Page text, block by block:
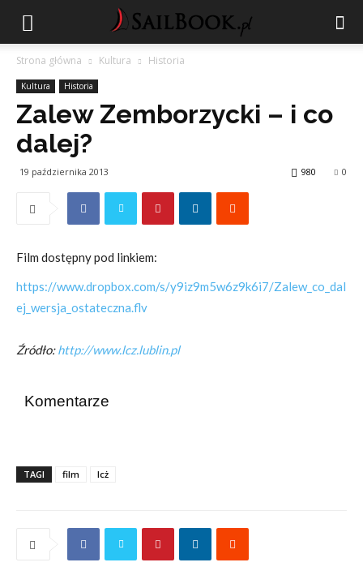
Strona główna Kultura Historia
Kultura Historia
Zalew Zemborzycki – i co
dalej?
19 października 2013 0
980
Film dostępny pod linkiem:
https://www.dropbox.com/s/y9iz9m5w6z9k6i7/Zalew_co_dal
ej_wersja_ostateczna.flv
Źródło:http://www.lcz.lublin.pl
Komentarze
TAGI film lcż